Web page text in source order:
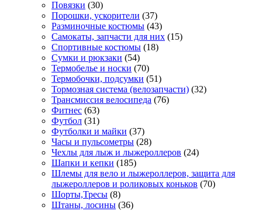
Повязки (30)
Порошки, ускорители (37)
Разминочные костюмы (43)
Самокаты, запчасти для них (15)
Спортивные костюмы (18)
Сумки и рюкзаки (54)
Термобелье и носки (70)
Термобочки, подсумки (51)
Тормозная система (велозапчасти) (32)
Трансмиссия велосипеда (76)
Фитнес (63)
Футбол (31)
Футболки и майки (37)
Часы и пульсометры (28)
Чехлы для лыж и лыжероллеров (24)
Шапки и кепки (185)
Шлемы для вело и лыжероллеров, защита для
лыжероллеров и роликовых коньков (70)
Шорты,Тресы (8)
Штаны, лосины (36)